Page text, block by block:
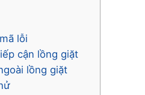
lỗi
cận lồng giặt
lồng giặt